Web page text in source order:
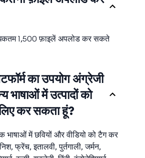
1,500 फ़ाइलें अपलोड कर सकते
का उपयोग अंग्रेजी
भाषाओं में उत्पादों को
कर सकता हूं?
भाषाओं में छवियों और वीडियो को टैग कर
फ्रेंच, इतालवी, पुर्तगाली, जर्मन,